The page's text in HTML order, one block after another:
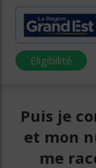
Eligibilité
Puis je
et mon
me